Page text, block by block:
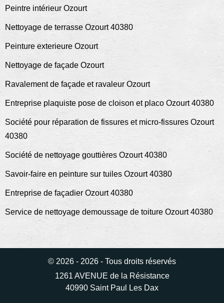
Peintre intérieur Ozourt
Nettoyage de terrasse Ozourt 40380
Peinture exterieure Ozourt
Nettoyage de façade Ozourt
Ravalement de façade et ravaleur Ozourt
Entreprise plaquiste pose de cloison et placo Ozourt 40380
Société pour réparation de fissures et micro-fissures Ozourt
40380
Société de nettoyage gouttières Ozourt 40380
Savoir-faire en peinture sur tuiles Ozourt 40380
Entreprise de façadier Ozourt 40380
Service de nettoyage demoussage de toiture Ozourt 40380
© 2026 - 2026 - Tous droits réservés
1261 AVENUE de la Résistance
40990 Saint Paul Les Dax